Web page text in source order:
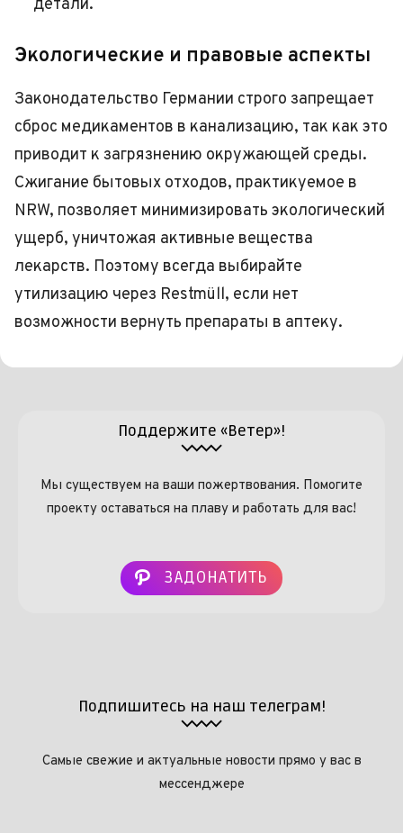
детали.
Экологические и правовые аспекты
Законодательство Германии строго запрещает
сброс медикаментов в канализацию, так как это
приводит к загрязнению окружающей среды.
Сжигание бытовых отходов, практикуемое в
NRW, позволяет минимизировать экологический
ущерб, уничтожая активные вещества
лекарств. Поэтому всегда выбирайте
утилизацию через Restmüll, если нет
возможности вернуть препараты в аптеку.
Поддержите «Ветер»!
Мы существуем на ваши пожертвования. Помогите
проекту оставаться на плаву и работать для вас!
ЗАДОНАТИТЬ
Подпишитесь на наш телеграм!
Самые свежие и актуальные новости прямо у вас в
мессенджере